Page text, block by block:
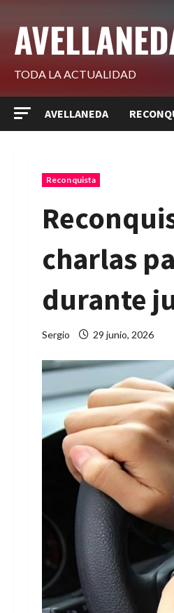
contenido
TODA LA ACTUALIDAD
AVELLANEDA
Reconquista
charlas
durante
Sergio 29 junio, 2026